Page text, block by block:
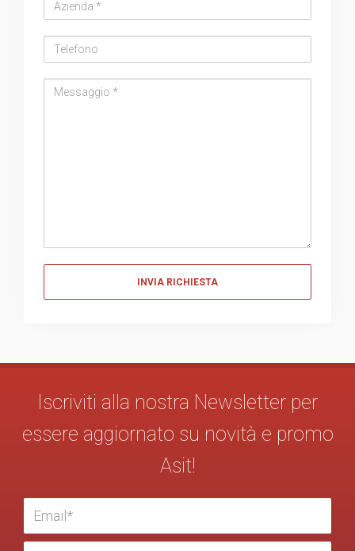
Iscriviti alla nostra Newsletter per
essere aggiornato su novità e promo
Asit!